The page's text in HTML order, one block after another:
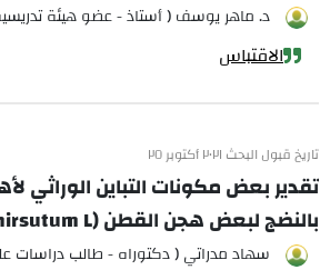
د. ماهر يوسف ( أستاذ - عضو هيئة
الاقتباس
تاريخ قبول البحث ٢٠٢١ أكتوبر ٢٥
تقدير بعض مكونات التباين الوراثي
بالنضج لبعض هجن القطن (Gossypium hirsutum L.)
سهاد مدراتي ( دكتوراه - طالب دراسات